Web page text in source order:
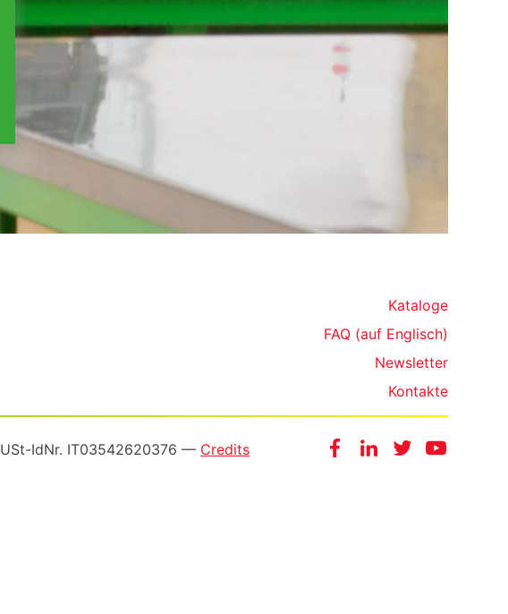
Kataloge
FAQ (auf Englisch)
Newsletter
Kontakte
FacebookInstagram
Twitter
USt-IdNr. IT03542620376 — Credits